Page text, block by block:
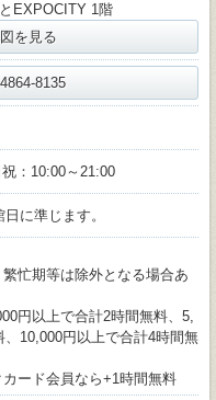
EXPOCITY 1階
を見る
8135
：10:00～21:00
に準じます。
忙期等は除外となる場合あ
円以上で合計2時間無料、5,
10,000円以上で合計4時間無
ード会員なら+1時間無料